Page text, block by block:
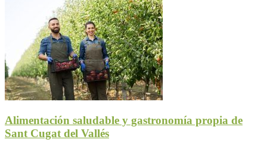
Alimentación saludable y gastronomía propia de
Sant Cugat del Vallés